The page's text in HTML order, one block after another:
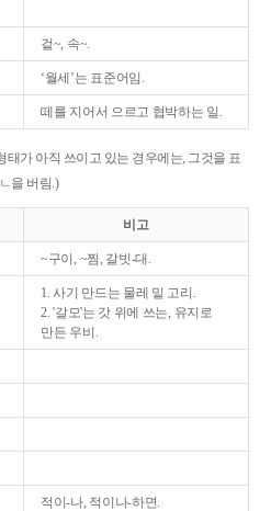
겉~, 속~.
‘월세’는 표준어임.
떼를 지어서 으르고 협박하는 일.
태가 아직 쓰이고 있는 경우에는, 그것을 표
을 버림.)
비고
~구이, ~찜, 갈빗-대.
1. 사기 만드는 물레 밑 고리.
2. '갈모'는 갓 위에 쓰는, 유지로
만든 우비.
적이-나, 적이나-하면.